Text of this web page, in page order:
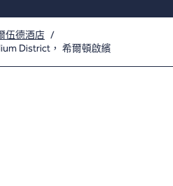
伍德酒店 /
District， 希爾頓啟繽